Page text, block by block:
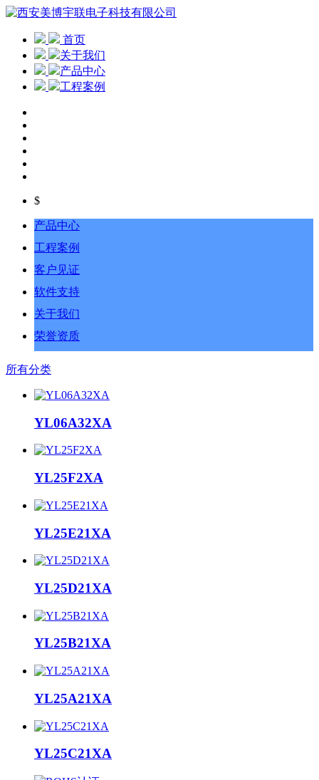
首页
关于我们
产品中心
工程案例
$
产品中心
工程案例
客户见证
软件支持
关于我们
荣誉资质
所有分类
YL06A32XA
YL25F2XA
YL25E21XA
YL25D21XA
YL25B21XA
YL25A21XA
YL25C21XA